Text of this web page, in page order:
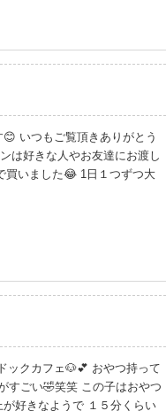
いつもご覧頂きありがとう
は好きな人やお友達にお渡し
買いました😂 1日１つずつ大
クカフェ🐶💕 おやつ持って
すごい🤣笑笑 この子はおやつ
好きなようで １５分くらい